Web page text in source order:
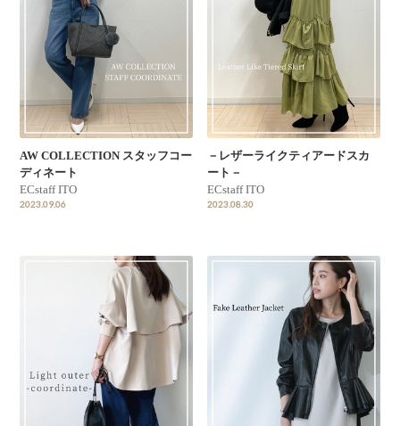
AW COLLECTION スタッフコー
ディネート
ECstaff ITO
2023.09.06
－レザーライクティアードスカ
ート－
ECstaff ITO
2023.08.30